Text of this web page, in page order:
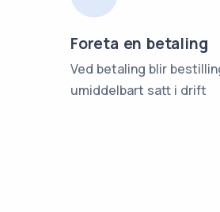
Foreta en betaling
Ved betaling blir
umiddelbart satt i drift